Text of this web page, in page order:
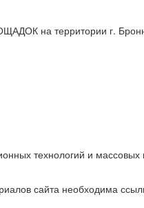
на территории г.
технологий и массовых
сайта необходима